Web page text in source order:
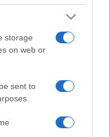
storage
on web or
sent to
en France de
. Cette équipe des
en 1967.
de la team
à la télévision
cette page à